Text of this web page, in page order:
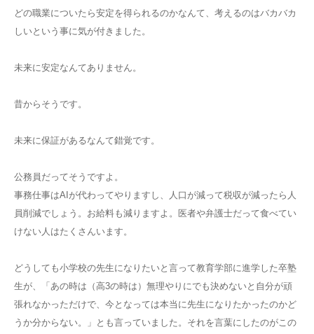
どの職業についたら安定を得られるのかなんて、考えるのはバカバカ
しいという事に気が付きました。
未来に安定なんてありません。
昔からそうです。
未来に保証があるなんて錯覚です。
公務員だってそうですよ。
事務仕事はAIが代わってやりますし、人口が減って税収が減ったら人
員削減でしょう。お給料も減りますよ。医者や弁護士だって食べてい
けない人はたくさんいます。
どうしても小学校の先生になりたいと言って教育学部に進学した卒塾
生が、「あの時は（高3の時は）無理やりにでも決めないと自分が頑
張れなかっただけで、今となっては本当に先生になりたかったのかど
うか分からない。」とも言っていました。それを言葉にしたのがこの